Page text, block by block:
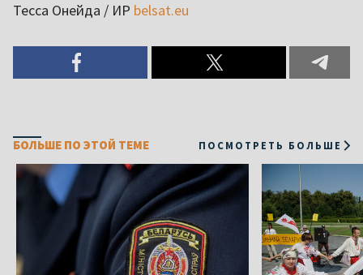
Тесса Онейда / ИР belsat.eu
БОЛЬШЕ ПО ЭТОЙ ТЕМЕ ПОСМОТРЕТЬ БОЛЬШЕ